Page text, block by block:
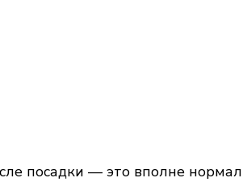
посадки — это вполне